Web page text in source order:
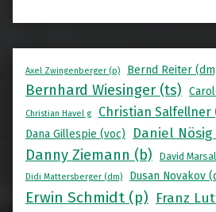
Axel Zwingenberger (p) Bernd Reiter
Bernhard Wiesinger (ts)
Christian Havel g Christian Salfellner
Dana Gillespie (voc) Daniel
Danny Ziemann (b) David
Didi Mattersberger (dm) Dusan Novakov
Erwin Schmidt (p) Franz